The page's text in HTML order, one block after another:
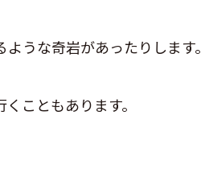
うな奇岩があったりします。
こともあります。